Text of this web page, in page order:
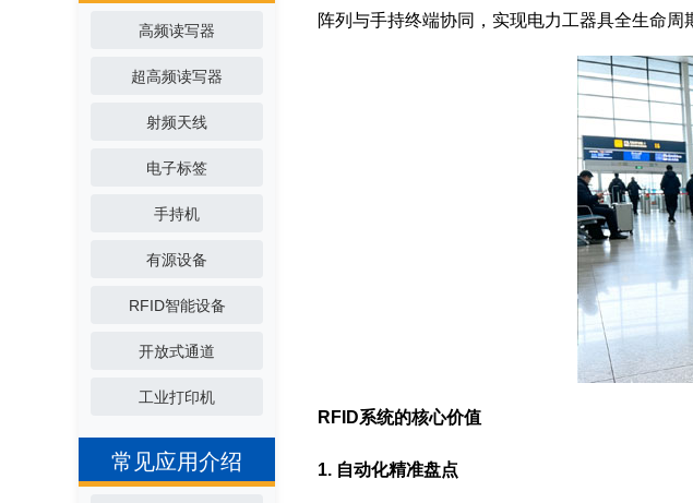
高频读写器
超高频读写器
射频天线
电子标签
手持机
有源设备
RFID智能设备
开放式通道
工业打印机
常见应用介绍
阵列与手持终端协同，实现电力工器具全生命周
RFID系统的核心价值
1. 自动化精准盘点